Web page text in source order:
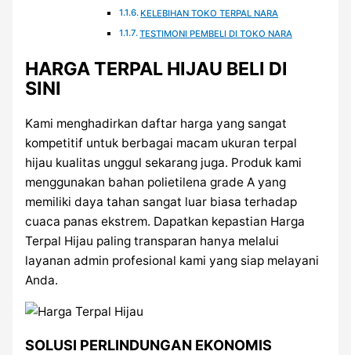
KELEBIHAN TOKO TERPAL NARA
TESTIMONI PEMBELI DI TOKO NARA
HARGA TERPAL HIJAU BELI DI
SINI
Kami menghadirkan daftar harga yang sangat
kompetitif untuk berbagai macam ukuran terpal
hijau kualitas unggul sekarang juga. Produk kami
menggunakan bahan polietilena grade A yang
memiliki daya tahan sangat luar biasa terhadap
cuaca panas ekstrem. Dapatkan kepastian Harga
Terpal Hijau paling transparan hanya melalui
layanan admin profesional kami yang siap melayani
Anda.
SOLUSI PERLINDUNGAN EKONOMIS